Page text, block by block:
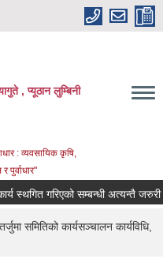
, प्यूठान लुम्बिनी
: व्यवसायिक कृषि,
पुर्वाधार"
गरिएको सम्बन्धी अत्यन्तै जरुरी
समितिको कार्यसञ्चालन कार्यविधि,